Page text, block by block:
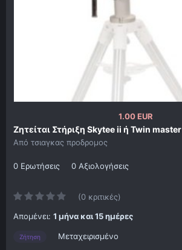
1.00 EUR
Ζητείται Στήριξη Skytee ii ή Twin master
Από τσιαγκας προδρομος
0 Ερωτήσεις 0 Αξιολογήσεις
(0 κριτικές)
Απομένει: 1 μήνα και 15 ημέρες
Ζήτηση Μεταχειρισμένο